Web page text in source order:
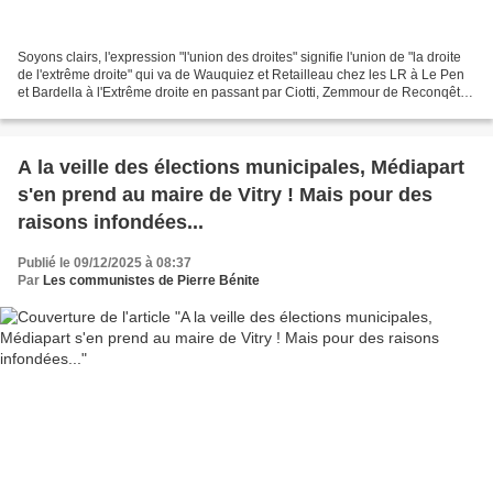
Soyons clairs, l'expression "l'union des droites" signifie l'union de "la droite
de l'extrême droite" qui va de Wauquiez et Retailleau chez les LR à Le Pen
et Bardella à l'Extrême droite en passant par Ciotti, Zemmour de Reconqête.
A la veille des élections municipales, Médiapart
s'en prend au maire de Vitry ! Mais pour des
raisons infondées...
Publié le 09/12/2025 à 08:37
Par Les communistes de Pierre Bénite